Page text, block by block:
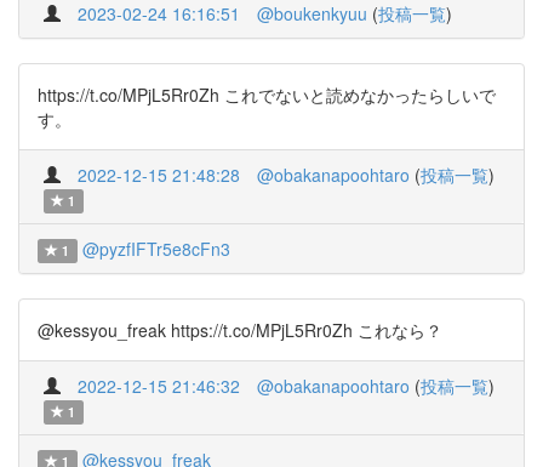
2023-02-24 16:16:51 @boukenkyuu (投稿一覧)
https://t.co/MPjL5Rr0Zh これでないと読めなかったらしいで
す。
2022-12-15 21:48:28 @obakanapoohtaro (投稿一覧)
1
1 @pyzfIFTr5e8cFn3
@kessyou_freak https://t.co/MPjL5Rr0Zh これなら？
2022-12-15 21:46:32 @obakanapoohtaro (投稿一覧)
1
1 @kessyou_freak